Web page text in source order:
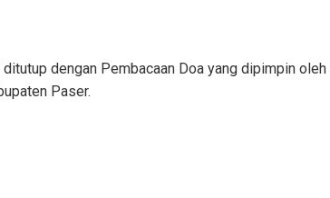
dengan Pembacaan Doa yang dipimpin oleh
Paser.